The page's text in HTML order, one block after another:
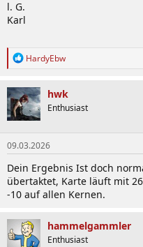
l. G.
Karl
R
k
t
i
o
n
e
n
:
HardyEbw
hwk
Enthusiast
09.03.2026
Dein Ergebnis Ist doch
übertaktet, Karte läuft mit
-10 auf allen Kernen.
hammelgammler
Enthusiast